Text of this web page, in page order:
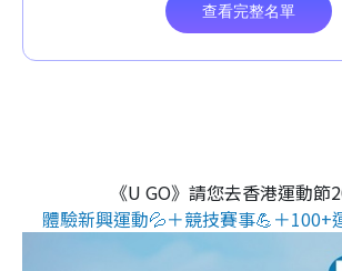
《U GO》請您去香港運動節
體驗新興運動💦＋競技賽事💪＋100+